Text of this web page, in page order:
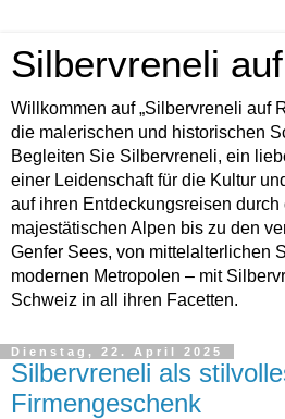
Silbervreneli
Willkommen auf „Silbervreneli auf
die malerischen und historischen
Begleiten Sie Silbervreneli, ein
einer Leidenschaft für die Kultur
auf ihren Entdeckungsreisen
majestätischen Alpen bis zu den
Genfer Sees, von mittelalterlichen
modernen Metropolen – mit
Schweiz in all ihren Facetten.
Dienstag, 22. April 2025
Silbervreneli als
Firmengeschenk